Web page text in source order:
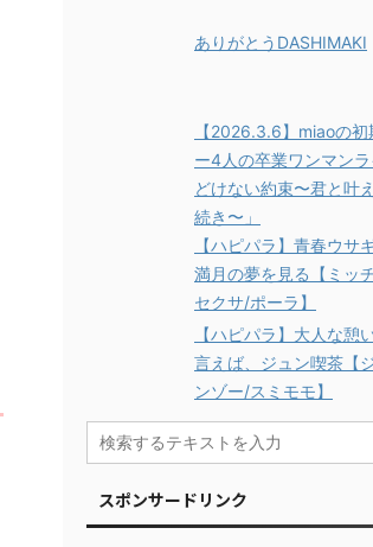
ありがとうDASHIMAKI
【2026.3.6】miaoの
ー4人の卒業ワンマン
どけない約束〜君と叶
続き〜」
【ハピパラ】青春ウサ
満月の夢を見る【ミッ
セクサ/ポーラ】
【ハピパラ】大人な憩
言えば、ジュン喫茶【
ンゾー/スミモモ】
スポンサードリンク